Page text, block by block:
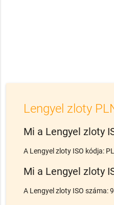
Lengyel zloty
Mi a Lengyel zloty
A Lengyel zloty ISO kódja:
Mi a Lengyel zloty
A Lengyel zloty ISO száma: